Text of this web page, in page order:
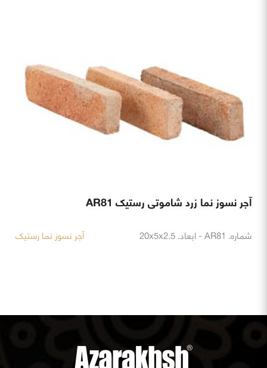
آجر نسوز نما زرد شاموتی رستیک AR81
شماره. AR81 - ابعاد. 20x5x2.5 آجر نسوز نما رستیک